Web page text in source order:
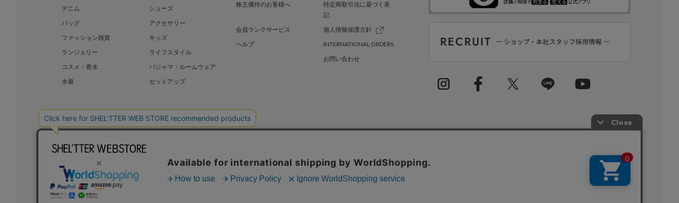
デニム
シューズ
バッグ
アクセサリー
ファッション雑貨
キッズ
ランジェリー
ライフスタイル
コスメ・香水
パジャマ・ルームウェア
水着
セットアップ
株主優待のお客様へ
特定商取引法に基づく表
記
会員ランクサービス
個人情報保護方針
ヘルプ
INTERNATIONAL ORDERS
お問い合わせ
BAROQUE JAPAN LIMITED SHEL’TTER GREEN 採用情報
COPYRIGHT © BAROQUE JAPAN LIMITED ALL RIGHTS RESERVED.